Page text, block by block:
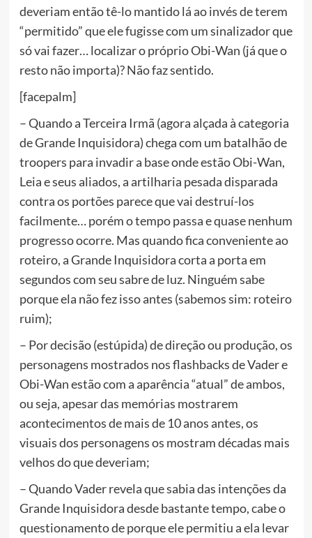
deveriam então tê-lo mantido lá ao invés de terem
“permitido” que ele fugisse com um sinalizador que
só vai fazer… localizar o próprio Obi-Wan (já que o
resto não importa)? Não faz sentido.
[facepalm]
– Quando a Terceira Irmã (agora alçada à categoria
de Grande Inquisidora) chega com um batalhão de
troopers para invadir a base onde estão Obi-Wan,
Leia e seus aliados, a artilharia pesada disparada
contra os portões parece que vai destruí-los
facilmente… porém o tempo passa e quase nenhum
progresso ocorre. Mas quando fica conveniente ao
roteiro, a Grande Inquisidora corta a porta em
segundos com seu sabre de luz. Ninguém sabe
porque ela não fez isso antes (sabemos sim: roteiro
ruim);
– Por decisão (estúpida) de direção ou produção, os
personagens mostrados nos flashbacks de Vader e
Obi-Wan estão com a aparência “atual” de ambos,
ou seja, apesar das memórias mostrarem
acontecimentos de mais de 10 anos antes, os
visuais dos personagens os mostram décadas mais
velhos do que deveriam;
– Quando Vader revela que sabia das intenções da
Grande Inquisidora desde bastante tempo, cabe o
questionamento de porque ele permitiu a ela levar